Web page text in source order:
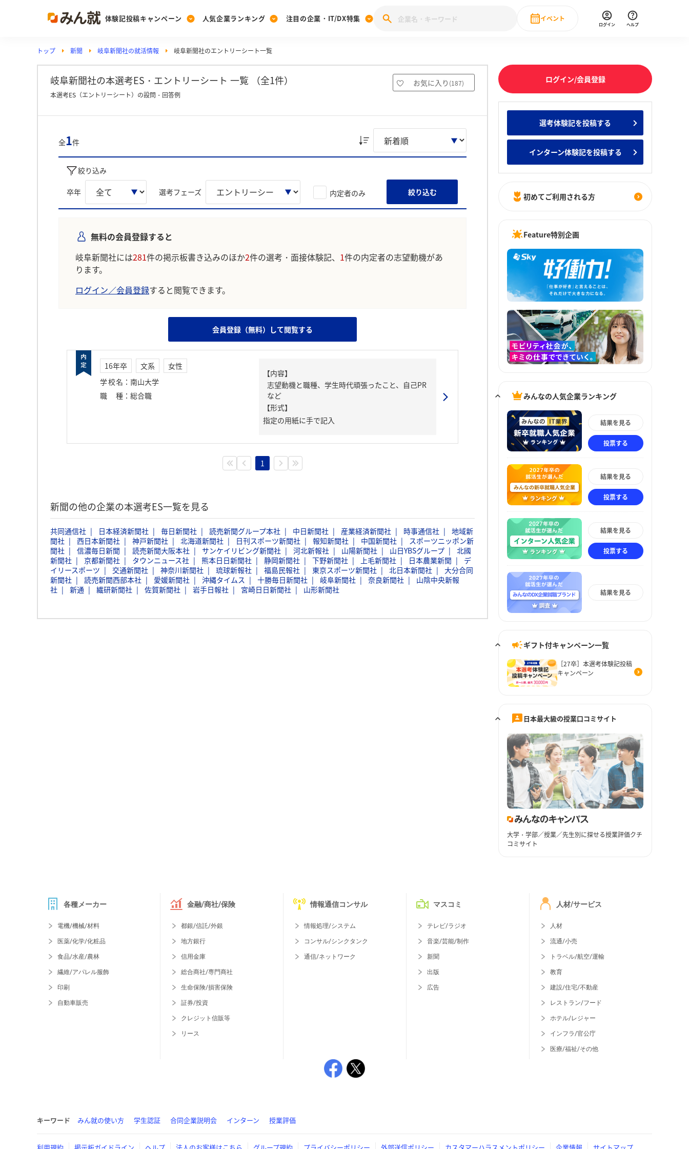
体験記投稿キャンペーン
Post
投稿する
[27卒] 本選考体験記投稿キャンペーン
人気企業ランキング
Ranking
ランキングを見る
みんなのDX企業就職ブランド調査
Vote みんなの新卒就職人気企業ランキング みんなのインターン人気企業ランキ
注目の企業・IT/DX特集
PickUp
注目の企業特集
28卒 IT・DX現場社員インタビュー
イベント
直近のイベント一覧
ログイン ヘルプ
トップ 新聞 岐阜新聞社の就活情報 岐阜新聞社のエントリーシート一覧
岐阜新聞社の本選考ES・エントリーシート 一覧 （全1件） お気に入り (187)
本選考ES（エントリーシート）の設問・回答例
全1件
絞り込み
卒年 選考フェーズ 内定者のみ 絞り込む
無料の会員登録すると
岐阜新聞社には281件の掲示板書き込みのほか2件の選考・面接体験記、 1件の内定者の志望動機があ
ります。
ログイン／会員登録すると閲覧できます。
会員登録（無料）して閲覧する
16年卒 文系
女性
学校名 ： 南山大学
職種 ： 総合職
【内容】
志望動機と職種、学生時代頑張ったこと、自己PR
など
【形式】
指定の用紙に手で記入
1
新聞の他の企業の本選考ES一覧を見る
共同通信社 日本経済新聞社 毎日新聞社 読売新聞グループ本社 中日新聞社 産業経済新聞社 時事通信社
地域新
聞社
西日本新聞社 神戸新聞社 北海道新聞社 日刊スポーツ新聞社 報知新聞社 中国新聞社
スポーツニッポン新
聞社
信濃毎日新聞 読売新聞大阪本社 サンケイリビング新聞社 河北新報社 山陽新聞社 山日YBSグループ
北國
新聞社
京都新聞社 タウンニュース社 熊本日日新聞社 静岡新聞社 下野新聞社 上毛新聞社 日本農業新聞
デ
イリースポーツ
交通新聞社 神奈川新聞社 琉球新報社 福島民報社 東京スポーツ新聞社 北日本新聞社
大分合同
新聞社
読売新聞西部本社 愛媛新聞社 沖縄タイムス 十勝毎日新聞社 岐阜新聞社 奈良新聞社
山陰中央新報
社
新通 繊研新聞社 佐賀新聞社 岩手日報社 宮崎日日新聞社 山形新聞社
ログイン/会員登録
選考体験記を投稿する
インターン体験記を投稿する
初めてご利用される方
Feature特別企画
みんなの人気企業ランキング
結果を見る
投票する
結果を見る
投票する
結果を見る
投票する
結果を見る
ギフト付キャンペーン一覧
［27卒］本選考体験記投稿
キャンペーン
日本最大級の授業口コミサイト
大学・学部／授業／先生別に探せる授業評価クチ
コミサイト
各種メーカー
電機/機械/材料
医薬/化学/化粧品
食品/水産/農林
繊維/アパレル服飾
印刷
自動車販売
金融/商社/保険
都銀/信託/外銀
地方銀行
信用金庫
総合商社/専門商社
生命保険/損害保険
証券/投資
クレジット信販等
リース
情報通信コンサル
情報処理/システム
コンサル/シンクタンク
通信/ネットワーク
マスコミ
テレビ/ラジオ
音楽/芸能/制作
新聞
出版
広告
人材/サービス
人材
流通/小売
トラベル/航空/運輸
教育
建設/住宅/不動産
レストラン/フード
ホテル/レジャー
インフラ/官公庁
医療/福祉/その他
キーワード みん就の使い方 学生認証 合同企業説明会 インターン 授業評価